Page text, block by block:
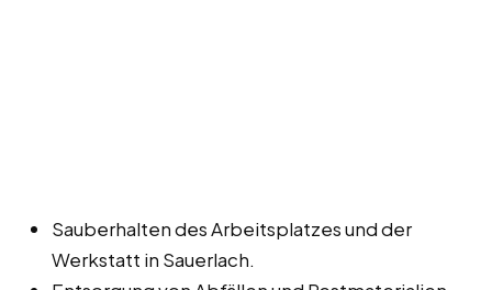
Sauberhalten des Arbeitsplatzes und der
Werkstatt in Sauerlach.